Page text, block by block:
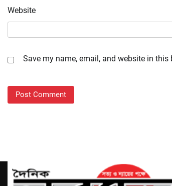
Website
Save my name, email, and website in